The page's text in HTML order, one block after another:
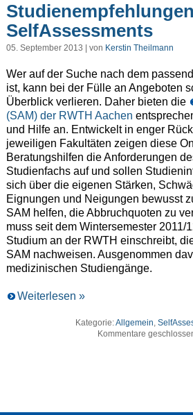
SelfAssessments
05. September 2013 | von Kerstin Theilmann
Wer auf der Suche nach dem
ist, kann bei der Fülle an Angeboten
Überblick verlieren. Daher bieten die
(SAM) der RWTH Aachen
und Hilfe an. Entwickelt in enger
jeweiligen Fakultäten zeigen diese
Beratungshilfen die Anforderungen
Studienfachs auf und sollen
sich über die eigenen Stärken,
Eignungen und Neigungen bewusst
SAM helfen, die Abbruchquoten zu
muss seit dem Wintersemester 2011/
Studium an der RWTH einschreibt,
SAM nachweisen. Ausgenommen
medizinischen Studiengänge.
Weiterlesen »
Kategorie:Allgemein,
Kommentare